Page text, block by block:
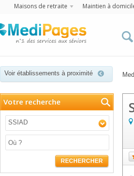
Maisons de retraite Maintien à
Voir établissements à proximité
Votre recherche
SSIAD
RECHERCHER